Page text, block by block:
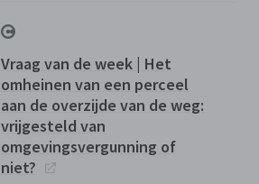
Vraag van de week | Het
omheinen van een perceel
aan de overzijde van de weg:
vrijgesteld van
omgevingsvergunning of
niet?